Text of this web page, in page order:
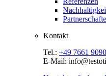
Kontakt
Tel.: +49 7661
E-Mail: